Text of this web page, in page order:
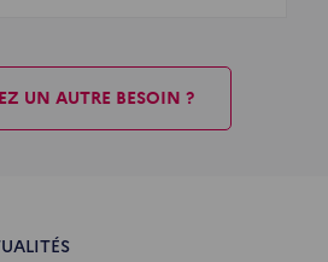
UN AUTRE BESOIN ?